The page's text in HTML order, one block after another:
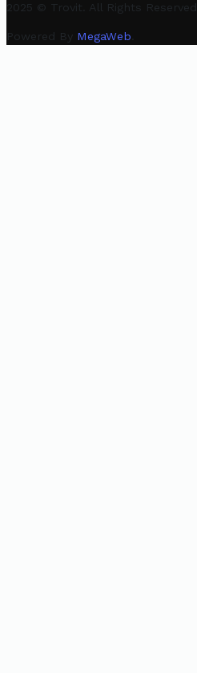
2025 © Trovit. All Rights Reserved.
Powered By MegaWeb